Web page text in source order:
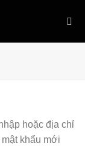
hoặc địa chỉ
khẩu mới